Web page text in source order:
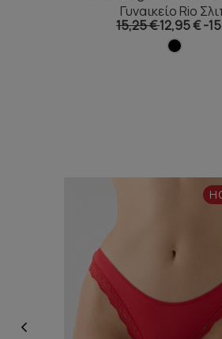
Γυναικείο Rio
15,25 €12,95 €-